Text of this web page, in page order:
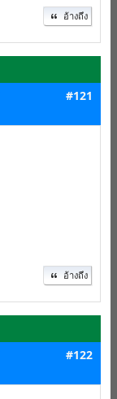
อ้างถึง
#121
อ้างถึง
#122